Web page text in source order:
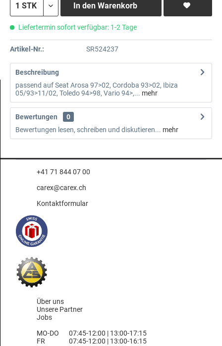
In den Warenkorb
Liefertermin sofort verfügbar: 1-2 Tage
Artikel-Nr.: SR524237
Beschreibung
passend auf Seat Arosa 97>02, Cordoba 93>02, Ibiza
05/93>11/02, Toledo 94>98, Vario 94>,... mehr
Bewertungen
0
Bewertungen lesen, schreiben und diskutieren... mehr
+41 71 844 07 00
carex@carex.ch
Kontaktformular
Über uns
Unsere Partner
Jobs
MO-DO
FR
07:45-12:00 | 13:00-17:15
07:45-12:00 | 13:00-16:15